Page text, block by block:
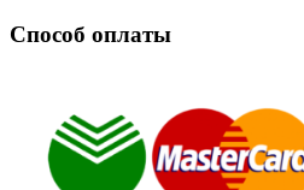
Способ оплаты